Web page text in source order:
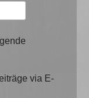
via E-